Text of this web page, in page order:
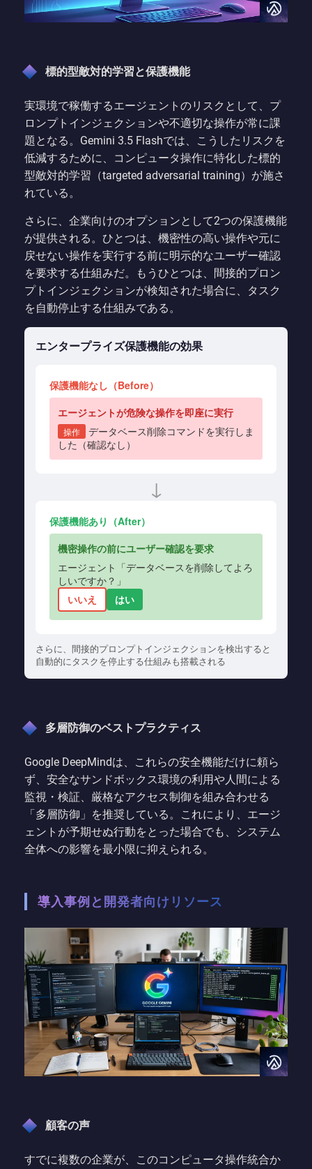
標的型敵対的学習と保護機能
実環境で稼働するエージェントのリスクとして、プ
ロンプトインジェクションや不適切な操作が常に課
題となる。Gemini 3.5 Flashでは、こうしたリスクを
低減するために、コンピュータ操作に特化した標的
型敵対的学習（targeted adversarial training）が施さ
れている。
さらに、企業向けのオプションとして2つの保護機能
が提供される。ひとつは、機密性の高い操作や元に
戻せない操作を実行する前に明示的なユーザー確認
を要求する仕組みだ。もうひとつは、間接的プロン
プトインジェクションが検知された場合に、タスク
を自動停止する仕組みである。
エンタープライズ保護機能の効果
保護機能なし（Before）
エージェントが危険な操作を即座に実行
操作
データベース削除コマンドを実行しま
した（確認なし）
↓
保護機能あり（After）
機密操作の前にユーザー確認を要求
エージェント「データベースを削除してよろ
しいですか？」
いいえ
はい
さらに、間接的プロンプトインジェクションを検出すると
自動的にタスクを停止する仕組みも搭載される
多層防御のベストプラクティス
Google DeepMindは、これらの安全機能だけに頼ら
ず、安全なサンドボックス環境の利用や人間による
監視・検証、厳格なアクセス制御を組み合わせる
「多層防御」を推奨している。これにより、エージ
ェントが予期せぬ行動をとった場合でも、システム
全体への影響を最小限に抑えられる。
導入事例と開発者向けリソース
顧客の声
すでに複数の企業が、このコンピュータ操作統合か